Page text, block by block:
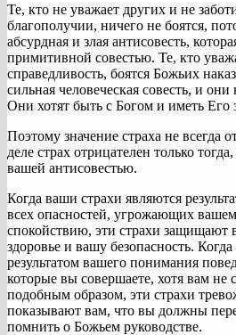
Те, кто не уважает других и не
благополучии, ничего не боятся,
абсурдная и злая антисовесть,
примитивной совестью. Те, кто
справедливость, боятся Божьих
сильная человеческая совесть, и
Они хотят быть с Богом и иметь Его
Поэтому значение страха не всегда
деле страх отрицателен только
вашей антисовестью.
Когда ваши страхи являются
всех опасностей, угрожающих
спокойствию, эти страхи защищают
здоровье и вашу безопасность.
результатом вашего понимания
которые вы совершаете, хотя вам не
подобным образом, эти страхи
показывают вам, что вы должны
помнить о Божьем руководстве.